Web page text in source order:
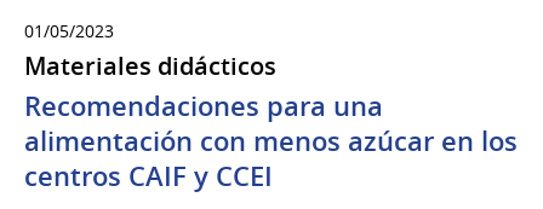
01/05/2023
Materiales didácticos
Recomendaciones para una
alimentación con menos azúcar en los
centros CAIF y CCEI